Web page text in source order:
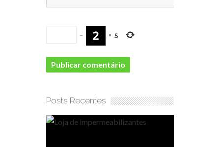
− = 5
Posts Recentes